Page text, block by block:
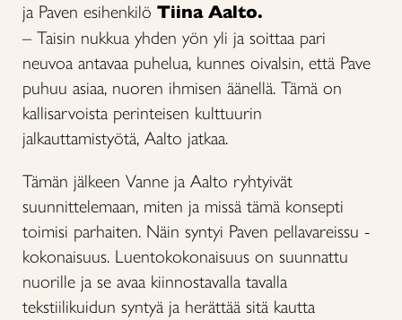
ja Paven esihenkilö Tiina Aalto.
– Taisin nukkua yhden yön yli ja soittaa pari
neuvoa antavaa puhelua, kunnes oivalsin, että Pave
puhuu asiaa, nuoren ihmisen äänellä. Tämä on
kallisarvoista perinteisen kulttuurin
jalkauttamistyötä, Aalto jatkaa.
Tämän jälkeen Vanne ja Aalto ryhtyivät
suunnittelemaan, miten ja missä tämä konsepti
toimisi parhaiten. Näin syntyi Paven pellavareissu -
kokonaisuus. Luentokokonaisuus on suunnattu
nuorille ja se avaa kiinnostavalla tavalla
tekstiilikuidun syntyä ja herättää sitä kautta